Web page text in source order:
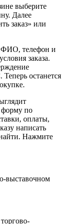
выберите
Далее
заказ» или
ФИО, телефон и
заказа.
останется
форму по
оплаты,
написать
Нажмите
выставочном